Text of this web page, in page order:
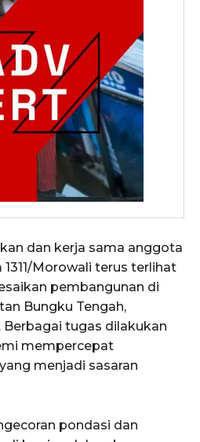
dan kerja sama anggota
Morowali terus terlihat
pembangunan di
Bungku Tengah,
tugas dilakukan
mempercepat
menjadi sasaran
pondasi dan